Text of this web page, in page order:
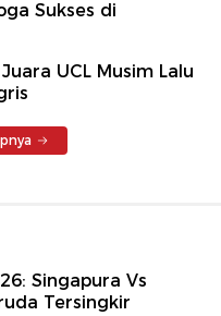
Sukses di
UCL Musim Lalu
Singapura Vs
Tersingkir